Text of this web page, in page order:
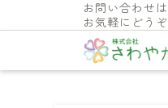
お問い合わせは
お気軽にどうぞ